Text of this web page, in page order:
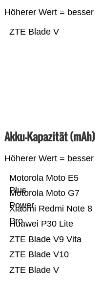
Höherer Wert = besser
ZTE Blade V
Akku-Kapazität (mAh)
Höherer Wert = besser
ZTE Blade V
ZTE Blade V10
ZTE Blade V9 Vita
Huawei P30 Lite
Xiaomi Redmi Note 8
Pro
Motorola Moto G7
Power
Motorola Moto E5
Plus